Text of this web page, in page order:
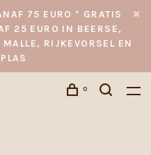
75 EURO * GRATIS
25 EURO IN BEERSE,
RIJKEVORSEL EN
0